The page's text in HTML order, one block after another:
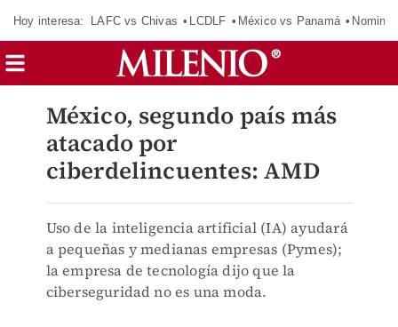
Hoy interesa: LAFC vs Chivas LCDLF México vs Panamá
México, segundo país más
atacado por
ciberdelincuentes: AMD
Uso de la inteligencia artificial (IA) ayudará
a pequeñas y medianas empresas (Pymes);
la empresa de tecnología dijo que la
ciberseguridad no es una moda.